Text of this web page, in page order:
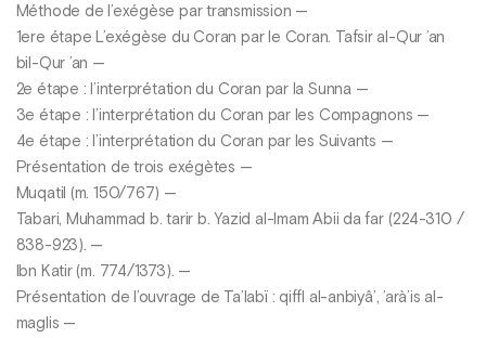
Méthode de l’exégèse par transmission —
1ere étape L’exégèse du Coran par le Coran. Tafsir al-Qur ’an
bil-Qur ’an —
2e étape : l’interprétation du Coran par la Sunna —
3e étape : l’interprétation du Coran par les Compagnons —
4e étape : l’interprétation du Coran par les Suivants —
Présentation de trois exégètes —
Muqatil (m. 150/767) —
Tabari, Muhammad b. tarir b. Yazid al-Imam Abii da far (224-310 /
838-923). —
Ibn Katir (m. 774/1373). —
Présentation de l’ouvrage de Ta’labï : qiffl al-anbiyâ’, ’arà’is al-
maglis —